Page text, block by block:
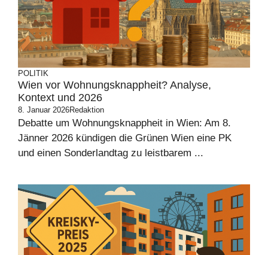
POLITIK
Wien vor Wohnungsknappheit? Analyse,
Kontext und 2026
8. Januar 2026Redaktion
Debatte um Wohnungsknappheit in Wien: Am 8.
Jänner 2026 kündigen die Grünen Wien eine PK
und einen Sonderlandtag zu leistbarem ...